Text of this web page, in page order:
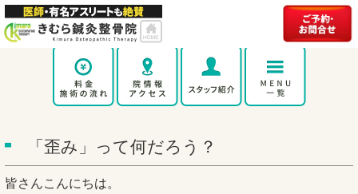
「歪み」って何だろう？
皆さんこんにちは。